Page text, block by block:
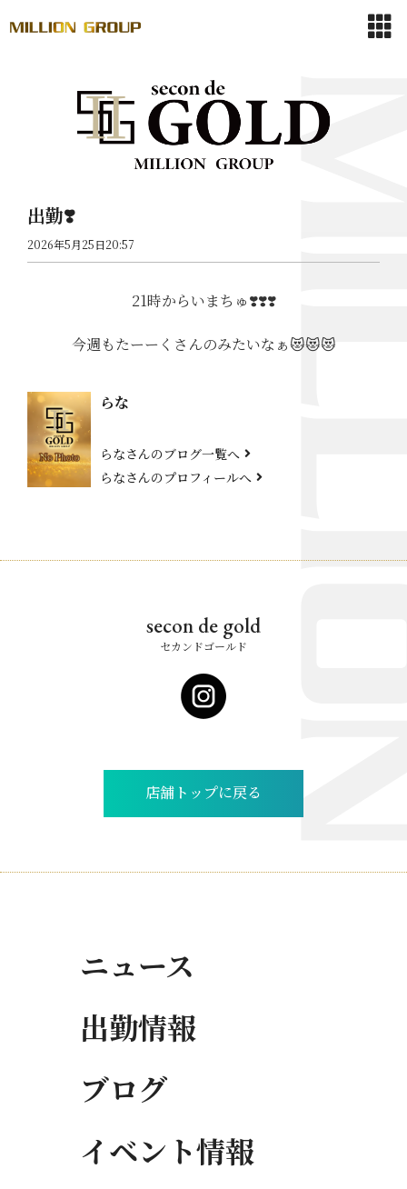
出勤❣️
2026年5月25日20:57
21時からいまちゅ❣️❣️❣️
今週もたーーくさんのみたいなぁ😻😻😻
らな
らなさんのブログ一覧へ
らなさんのプロフィールへ
secon de gold
セカンドゴールド
店舗トップに戻る
ニュース
出勤情報
ブログ
イベント情報